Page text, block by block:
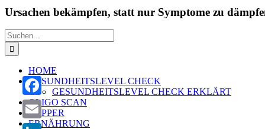
Ursachen bekämpfen, statt nur Symptome zu
Suche
nach:
HOME
GESUNDHEITSLEVEL CHECK
GESUNDHEITSLEVEL CHECK ERKLÄRT
OLIGO SCAN
ZAPPER
ERNÄHRUNG
Facebook